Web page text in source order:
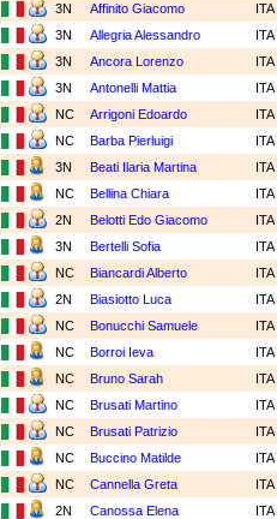
3N Affinito Giacomo
ITA
3N Allegria Alessandro
ITA
3N Ancora Lorenzo
ITA
3N Antonelli Mattia
ITA
NC Arrigoni Edoardo
ITA
NC Barba Pierluigi
ITA
3N Beati Ilaria Martina
ITA
NC Bellina Chiara
ITA
2N Belotti Edo Giacomo
ITA
3N Bertelli Sofia
ITA
NC Biancardi Alberto
ITA
2N Biasiotto Luca
ITA
NC Bonucchi Samuele
ITA
NC Borroi Ieva
ITA
NC Bruno Sarah
ITA
NC Brusati Martino
ITA
NC Brusati Patrizio
ITA
NC Buccino Matilde
ITA
NC Cannella Greta
ITA
2N Canossa Elena
ITA